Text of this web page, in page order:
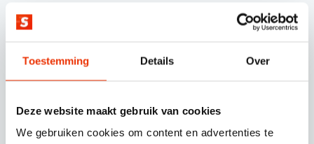
Toestemming Details Over
Deze website maakt gebruik van cookies
We gebruiken cookies om content en advertenties te
in abstracte termen zoals “betere
performance” of “efficiëntere processen”,
“30% groei” maar in wat er daadwerkelijk
veranderde. Wat kostte het meeste tijd? Waar